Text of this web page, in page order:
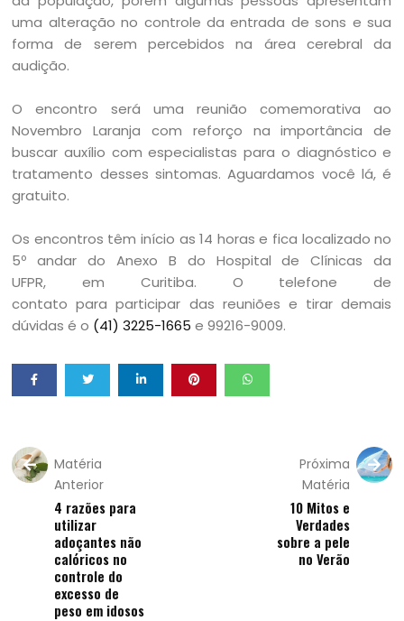
uma alteração no controle da entrada de sons e sua
forma de serem percebidos na área cerebral da
audição.
O encontro será uma reunião comemorativa ao
Novembro Laranja com reforço na importância de
buscar auxílio com especialistas para o diagnóstico e
tratamento desses sintomas. Aguardamos você lá, é
gratuito.
Os encontros têm início as 14 horas e fica localizado no
5º andar do Anexo B do Hospital de Clínicas da
UFPR, em Curitiba. O telefone de
contato para participar das reuniões e tirar demais
dúvidas é o (41) 3225-1665 e 99216-9009.
Matéria
Anterior
4 razões para
utilizar
adoçantes não
calóricos no
controle do
excesso de
peso em idosos
Próxima
Matéria
10 Mitos e
Verdades
sobre a pele
no Verão